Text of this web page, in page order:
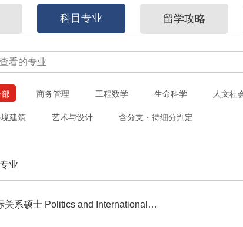
科目专业 留学攻略
部 商务管理 工程数学 生命科学 人文社
建筑 艺术与设计 含分支・待细分判定
业
东亚政治与国际关系硕士 Politics and International Relations of East Asia MA